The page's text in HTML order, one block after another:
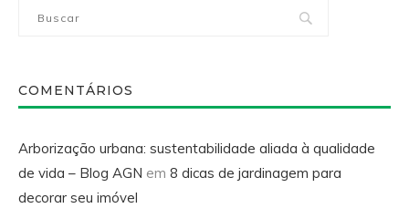
COMENTÁRIOS
Arborização urbana: sustentabilidade aliada à qualidade
de vida – Blog AGN em 8 dicas de jardinagem para
decorar seu imóvel